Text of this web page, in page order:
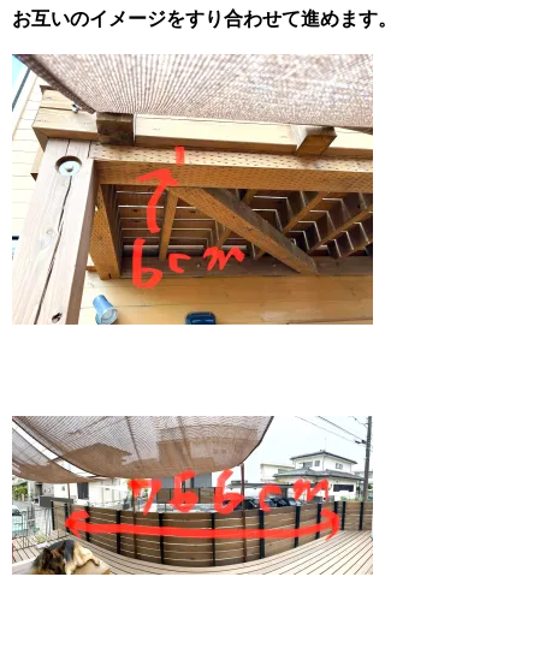
お互いのイメージをすり合わせて進めます。